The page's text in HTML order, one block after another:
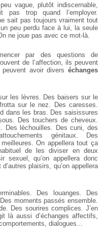
vague, plutôt indiscernable,
pas trop quand l’employer.
sait pas toujours vraiment tout
peu perdu face à lui, la seule
ne joue pas avec ce mot-là.
par des questions de
de l’affection, ils peuvent
avoir divers échanges
les lèvres. Des baisers sur le
sur le nez. Des caresses.
dans les bras. Des saisissures
Des touchers de cheveux.
Des léchouilles. Des cuni, des
génitaux. Des
On appellera tout ça
de les diviser en deux
sexuel, qu’on appellera donc
plaisirs, qu’on appellera
Des louanges. Des
moments passés ensemble.
Des sourires complices. J’en
là aussi d’échanges affectifs,
dialogues...